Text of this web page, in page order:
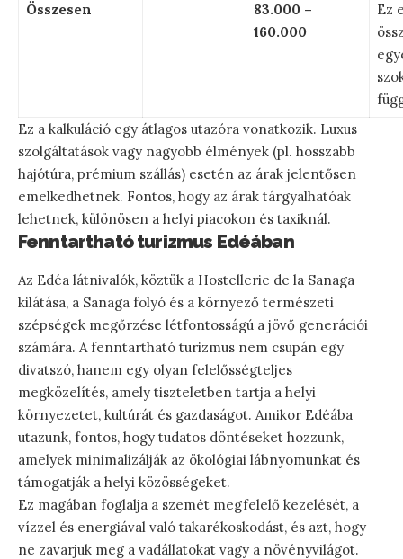
Összesen
83.000 –
160.000
Ez
Ez a kalkuláció egy átlagos utazóra vonatkozik. Luxus
szolgáltatások vagy nagyobb élmények (pl. hosszabb
hajótúra, prémium szállás) esetén az árak jelentősen
emelkedhetnek. Fontos, hogy az árak tárgyalhatóak
lehetnek, különösen a helyi piacokon és taxiknál.
Fenntartható turizmus Edéában
Az Edéa látnivalók, köztük a Hostellerie de la Sanaga
kilátása, a Sanaga folyó és a környező természeti
szépségek megőrzése létfontosságú a jövő generációi
számára. A fenntartható turizmus nem csupán egy
divatszó, hanem egy olyan felelősségteljes
megközelítés, amely tiszteletben tartja a helyi
környezetet, kultúrát és gazdaságot. Amikor Edéába
utazunk, fontos, hogy tudatos döntéseket hozzunk,
amelyek minimalizálják az ökológiai lábnyomunkat és
támogatják a helyi közösségeket.
Ez magában foglalja a szemét megfelelő kezelését, a
vízzel és energiával való takarékoskodást, és azt, hogy
ne zavarjuk meg a vadállatokat vagy a növényvilágot.